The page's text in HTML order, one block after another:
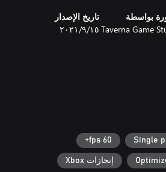
بواسطة
Taverna Game
تاريخ الإصدار
١٥‏/٩‏/٢٠٢١
Single
60 fps+
إنجازات Xbox